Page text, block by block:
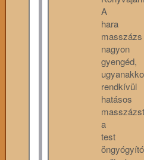
A
hara
masszázs
nagyon
gyengéd,
rendkívül
hatásos
a
test
öngyógyító